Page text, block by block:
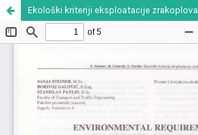
Ekološki kriteriji eksploatacije zrakoplova